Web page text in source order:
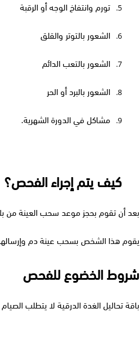
5. تورم وانتفاخ الوجه أو الرقبة
6. الشعور بالتوتر والقلق
7. الشعور بالتعب الدائم
8. الشعور بالبرد أو الحر
9. مشاكل في الدورة الشهرية.
كيف يتم إجراء الفحص؟
بعد أن تقوم بحجز موعد سحب العينة من
يقوم هذا الشخص بسحب عينة دم وإرسالها
شروط الخضوع للفحص
باقة تحاليل الغدة الدرقية لا يتطلب